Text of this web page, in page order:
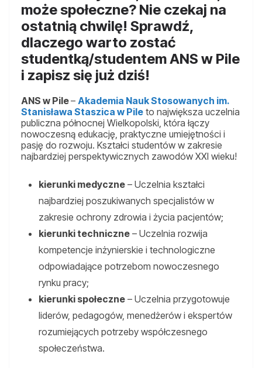
może społeczne? Nie czekaj na
ostatnią chwilę! Sprawdź,
dlaczego warto zostać
studentką/studentem ANS w Pile
i zapisz się już dziś!
ANS w Pile– Akademia Nauk Stosowanych im.
Stanisława Staszica w Pile to największa uczelnia
publiczna północnej Wielkopolski, która łączy
nowoczesną edukację, praktyczne umiejętności i
pasję do rozwoju. Kształci studentów w zakresie
najbardziej perspektywicznych zawodów XXI wieku!
kierunki medyczne – Uczelnia kształci
najbardziej poszukiwanych specjalistów w
zakresie ochrony zdrowia i życia pacjentów;
kierunki techniczne – Uczelnia rozwija
kompetencje inżynierskie i technologiczne
odpowiadające potrzebom nowoczesnego
rynku pracy;
kierunki społeczne – Uczelnia przygotowuje
liderów, pedagogów, menedżerów i ekspertów
rozumiejących potrzeby współczesnego
społeczeństwa.